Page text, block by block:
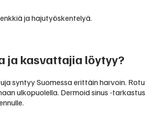
ja hajutyöskentelyä.
ja kasvattajia löytyy?
syntyy Suomessa erittäin harvoin. Rotu
ulkopuolella. Dermoid sinus -tarkastus